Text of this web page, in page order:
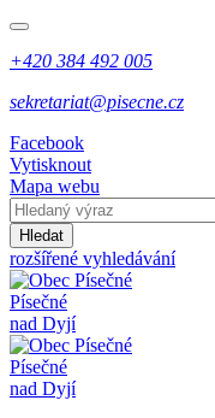
+420 384 492 005
sekretariat@pisecne.cz
Facebook
Vytisknout
Mapa webu
Hledat
rozšířené vyhledávání
Písečné
nad Dyjí
Písečné
nad Dyjí